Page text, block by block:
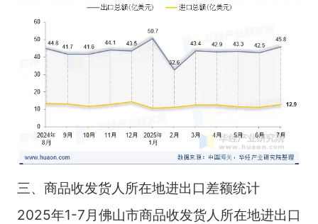
三、商品收发货人所在地进出口差额统计
2025年1-7月佛山市商品收发货人所在地进出口